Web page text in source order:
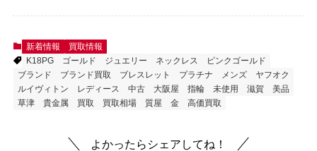
新着情報
買取情報
K18PG
ゴールド ジュエリー ネックレス
ピンクゴールド
ブランド
ブランド買取 ブレスレット プラチナ メンズ
ヤフオク
ルイヴィトン
レディース 中古 大阪屋 指輪 未使用 滋賀
美品
草津
貴金属 買取 買取相場 質屋 金 高価買取
よかったらシェアしてね！